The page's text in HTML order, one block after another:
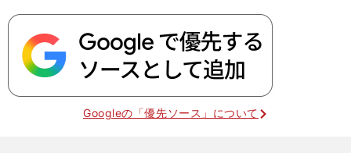
Googleの「優先ソース」について